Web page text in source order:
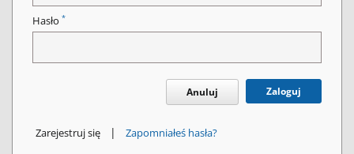
Hasło *
Anuluj Zaloguj
Zarejestruj się | Zapomniałeś hasła?